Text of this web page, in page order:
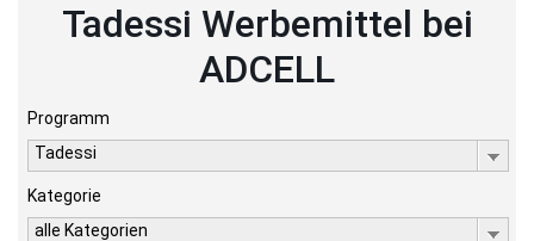
Tadessi Werbemittel bei
ADCELL
Programm
Tadessi
Kategorie
alle Kategorien